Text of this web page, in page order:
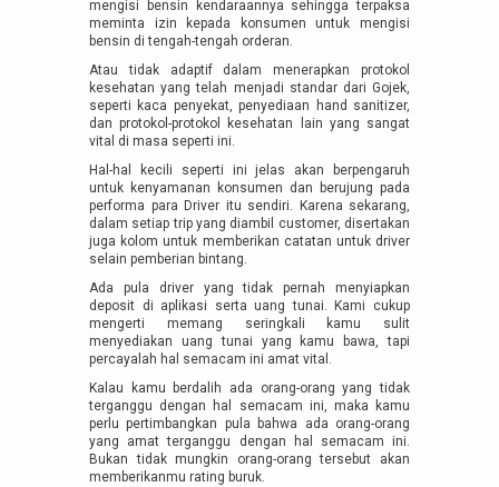
mengisi bensin kendaraannya sehingga terpaksa
meminta izin kepada konsumen untuk mengisi
bensin di tengah-tengah orderan.
Atau tidak adaptif dalam menerapkan protokol
kesehatan yang telah menjadi standar dari Gojek,
seperti kaca penyekat, penyediaan hand sanitizer,
dan protokol-protokol kesehatan lain yang sangat
vital di masa seperti ini.
Hal-hal kecili seperti ini jelas akan berpengaruh
untuk kenyamanan konsumen dan berujung pada
performa para Driver itu sendiri. Karena sekarang,
dalam setiap trip yang diambil customer, disertakan
juga kolom untuk memberikan catatan untuk driver
selain pemberian bintang.
Ada pula driver yang tidak pernah menyiapkan
deposit di aplikasi serta uang tunai. Kami cukup
mengerti memang seringkali kamu sulit
menyediakan uang tunai yang kamu bawa, tapi
percayalah hal semacam ini amat vital.
Kalau kamu berdalih ada orang-orang yang tidak
terganggu dengan hal semacam ini, maka kamu
perlu pertimbangkan pula bahwa ada orang-orang
yang amat terganggu dengan hal semacam ini.
Bukan tidak mungkin orang-orang tersebut akan
memberikanmu rating buruk.